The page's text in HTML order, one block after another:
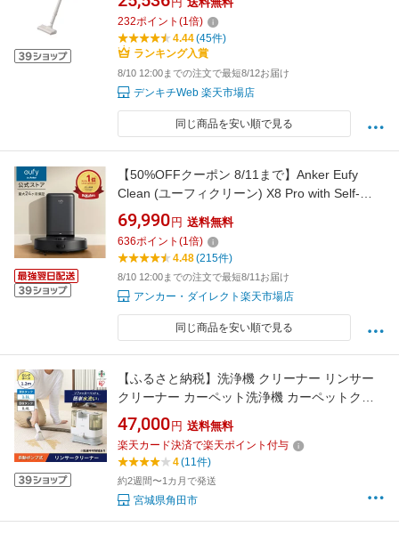
232ポイント (1倍)
4.44(45件)
ランキング入賞
8/10 12:00までの注文で最短8/12お届け
デンキチWeb 楽天市場店
同じ商品を安い順で見る
【50%OFFクーポン 8/11まで】Anker Eufy
Clean (ユーフィクリーン) X8 Pro with Self-
Empty Station ロボット掃除機/自動ゴミ収集ス
テーション/毛絡み除去システム/水拭き両用
69,990 円 送料無料
636ポイント (1倍)
4.48(215件)
8/10 12:00までの注文で最短8/11お届け
アンカー・ダイレクト楽天市場店
同じ商品を安い順で見る
【ふるさと納税】洗浄機 クリーナー リンサー
クリーナー カーペット洗浄機 カーペットクリ
ーナー 車内掃除機 スポットクリーナー 水洗い
クリーナー 静音 自動ポンプ式 アイリス アイリ
スオーヤマ ソファー 車 絨毯 カーペット シート
クッション ラグ ペット 犬 猫 RNS-P10-W
47,000 円 送料無料
楽天カード決済で楽天ポイント付与
4(11件)
約2週間〜1カ月で発送
宮城県角田市